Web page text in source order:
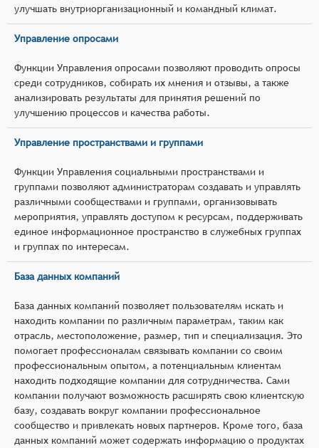
улучшать внутриорганизационный и командный климат.
Управление опросами
Функции Управления опросами позволяют проводить опросы
среди сотрудников, собирать их мнения и отзывы, а также
анализировать результаты для принятия решений по
улучшению процессов и качества работы.
Управление пространствами и группами
Функции Управления социальными пространствами и
группами позволяют администраторам создавать и управлять
различными сообществами и группами, организовывать
мероприятия, управлять доступом к ресурсам, поддерживать
единое информационное пространство в служебных группах
и группах по интересам.
База данных компаний
База данных компаний позволяет пользователям искать и
находить компании по различным параметрам, таким как
отрасль, местоположение, размер, тип и специализация. Это
помогает профессионалам связывать компании со своим
профессиональным опытом, а потенциальным клиентам
находить подходящие компании для сотрудничества. Сами
компании получают возможность расширять свою клиентскую
базу, создавать вокруг компании профессиональное
сообщество и привлекать новых партнеров. Кроме того, база
данных компаний может содержать информацию о продуктах